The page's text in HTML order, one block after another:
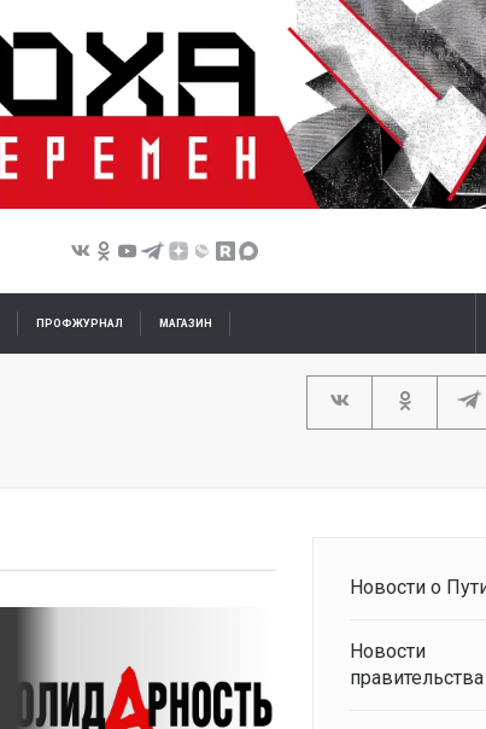
ПРОФЖУРНАЛ МАГАЗИН
Новости о
Новости
правительства